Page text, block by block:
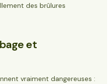
des brûlures
et
vraiment dangereuses :